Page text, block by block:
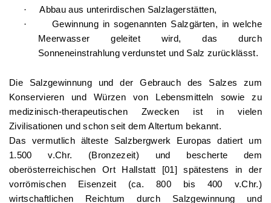
·
Abbau aus unterirdischen Salzlagerstätten,
·
Gewinnung in sogenannten Salzgärten, in welche
Meerwasser geleitet wird, das durch
Sonneneinstrahlung verdunstet und Salz zurücklässt.
Die Salzgewinnung und der Gebrauch des Salzes zum
Konservieren und Würzen von Lebensmitteln sowie zu
medizinisch-therapeutischen Zwecken ist in vielen
Zivilisationen und schon seit dem Altertum bekannt.
Das vermutlich älteste Salzbergwerk Europas datiert um
1.500 v.Chr. (Bronzezeit) und bescherte dem
oberösterreichischen Ort Hallstatt [01] spätestens in der
vorrömischen Eisenzeit (ca. 800 bis 400 v.Chr.)
wirtschaftlichen Reichtum durch Salzgewinnung und